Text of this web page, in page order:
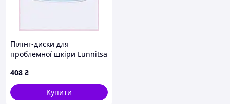
Пілінг-диски для
проблемної шкіри Lunnitsa
шт (L334) 8B939508E
408 ₴
Купити